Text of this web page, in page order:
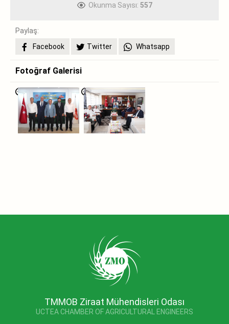
Okunma Sayısı: 557
Paylaş:
Facebook
Twitter Whatsapp
Fotoğraf Galerisi
TMMOB Ziraat Mühendisleri Odası
UCTEA CHAMBER OF AGRICULTURAL ENGINEERS